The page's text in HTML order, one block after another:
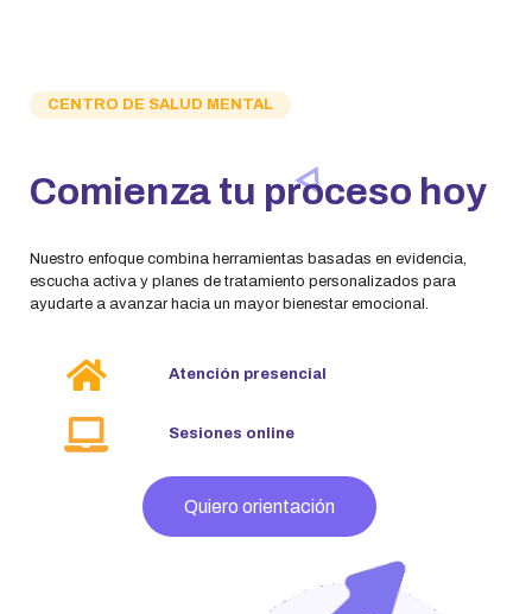
CENTRO DE SALUD MENTAL
Comienza tu proceso hoy
Nuestro enfoque combina herramientas basadas en evidencia,
escucha activa y planes de tratamiento personalizados para
ayudarte a avanzar hacia un mayor bienestar emocional.
Atención presencial
Sesiones online
Quiero orientación